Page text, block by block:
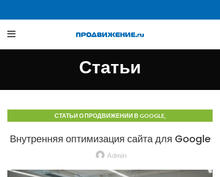
Статьи
СТАТЬИ О ПРОДВИЖЕНИИ В GOOGLE,
Внутренняя оптимизация сайта для Google
Admin